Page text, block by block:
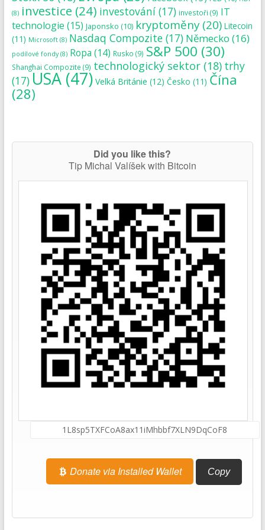
(8) investice (24) investování(17) investoři (9) IT
technologie (15) Japonsko (10) kryptoměny(20) Litecoin
(11) Microsoft(8) Nasdaq Compozite(17) Německo (16)
podílové fondy(8) Ropa (14) Rusko (9) S&P 500 (30)
Shanghai Compozite (9) technologický sektor(18) trhy
(17)USA(47) Velká Británie (12) Česko (11) Čína
(28)
Did you like this?
Tip Michal Valíšek with Bitcoin
Donate via Installed Wallet Copy